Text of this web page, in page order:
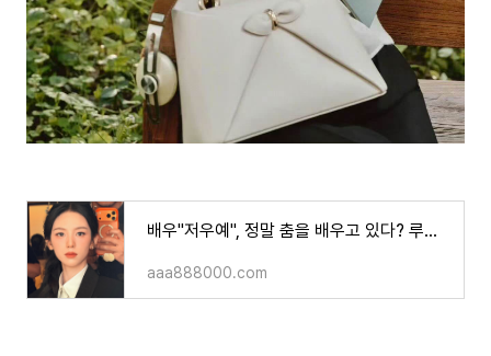
배우"저우예", 정말 춤을 배우고 있다? 루머의 진실은?!
aaa888000.com